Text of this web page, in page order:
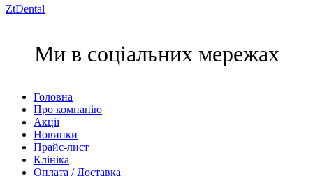
ZtDental
Ми в соціальних мережах
Головна
Про компанію
Акції
Новинки
Прайс-лист
Клініка
Оплата / Доставка